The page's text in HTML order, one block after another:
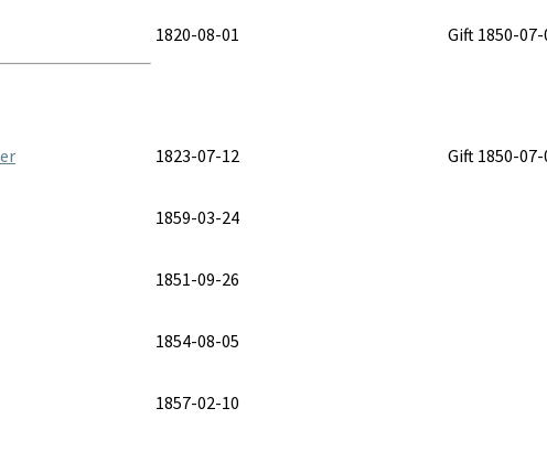
1820-08-01 Gift 1850-07-
1823-07-12 Gift 1850-07-
1859-03-24
1851-09-26
1854-08-05
1857-02-10